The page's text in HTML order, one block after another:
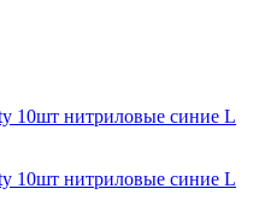
10шт нитриловые синие L